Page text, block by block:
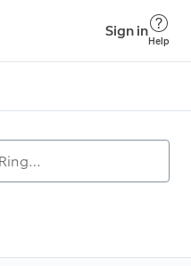
Sign in
Help